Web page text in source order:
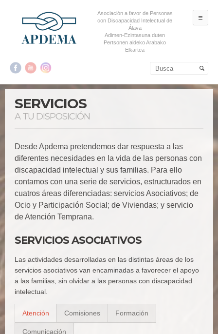
Asociación a favor de Personas
con Discapacidad Intelectual de
Álava
Adimen-Ezintasuna duten
Pertsonen aldeko Arabako
Elkartea
secundario
SERVICIOS
A TU DISPOSICIÓN
Desde Apdema pretendemos dar respuesta a las
diferentes necesidades en la vida de las personas con
discapacidad intelectual y sus familias. Para ello
contamos con una serie de servicios, estructurados en
cuatros áreas diferenciadas: servicios Asociativos; de
Ocio y Participación Social; de Viviendas; y servicio
de Atención Temprana.
SERVICIOS ASOCIATIVOS
Las actividades desarrolladas en las distintas áreas de los
servicios asociativos van encaminadas a favorecer el apoyo
a las familias, sin olvidar a las personas con discapacidad
intelectual.
Atención Comisiones Formación
Comunicación